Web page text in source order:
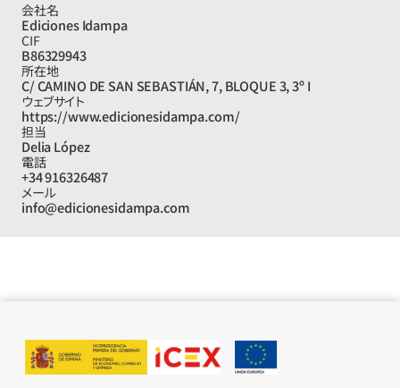
会社名
Ediciones Idampa
CIF
B86329943
所在地
C/ CAMINO DE SAN SEBASTIÁN, 7, BLOQUE 3, 3º I
ウェブサイト
https://www.edicionesidampa.com/
担当
Delia López
電話
+34 916326487
メール
info@edicionesidampa.com